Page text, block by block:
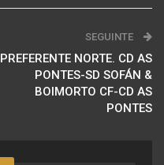
SEGUINTE
PREFERENTE NORTE. CD AS
PONTES-SD SOFÁN &
BOIMORTO CF-CD AS
PONTES